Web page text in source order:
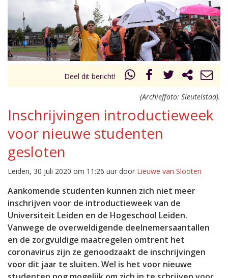
Inklappen
Deel dit bericht!
(Archieffoto: Sleutelstad).
Inschrijvingen introductieweek
voor nieuwe studenten
gesloten
Leiden, 30 juli 2020 om 11:26 uur door Lieuwe van Slooten
Aankomende studenten kunnen zich niet meer
inschrijven voor de introductieweek van de
Universiteit Leiden en de Hogeschool Leiden.
Vanwege de overweldigende deelnemersaantallen
en de zorgvuldige maatregelen omtrent het
coronavirus zijn ze genoodzaakt de inschrijvingen
voor dit jaar te sluiten. Wel is het voor nieuwe